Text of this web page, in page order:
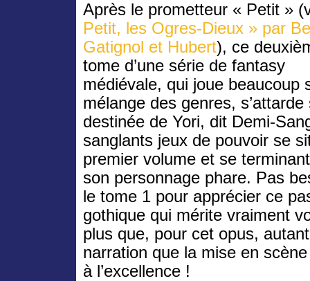
Après le prometteur « Petit »
Petit, les Ogres-Dieux » par
Gatignol et Hubert), ce
tome d’une série de fantasy
médiévale, qui joue beaucoup
mélange des genres, s’attarde
destinée de Yori, dit Demi-
sanglants jeux de pouvoir se
premier volume et se
son personnage phare. Pas
le tome 1 pour apprécier ce
gothique qui mérite vraiment
plus que, pour cet opus,
narration que la mise en
à l’excellence !